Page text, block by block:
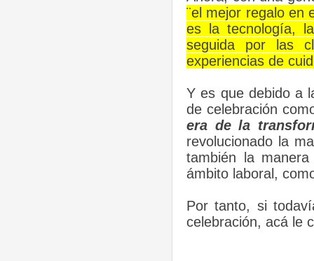
¨el mejor regalo en
es la tecnología,
seguida por las
experiencias de
Y es que debido a
de celebración
era de la
revolucionado la
también la
ámbito laboral,
Por tanto, si
celebración, acá le